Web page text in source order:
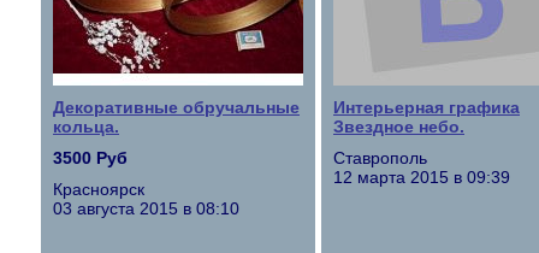
Декоративные обручальные
кольца.
3500 Руб
Красноярск
03 августа 2015 в 08:10
Интерьерная графика
Звездное небо.
Ставрополь
12 марта 2015 в 09:39